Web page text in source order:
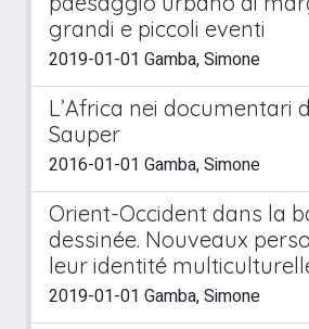
grandi e piccoli eventi
2019-01-01 Gamba, Simone
L’Africa nei documentari
Sauper
2016-01-01 Gamba, Simone
Orient-Occident dans la
dessinée. Nouveaux
leur identité
2019-01-01 Gamba, Simone